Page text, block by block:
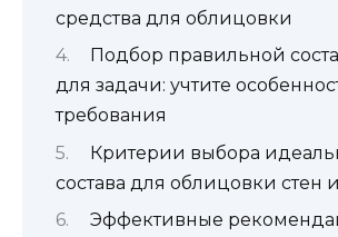
средства для облицовки
Подбор правильной
для задачи: учтите
требования
Критерии выбора
состава для облицовки стен
Эффективные